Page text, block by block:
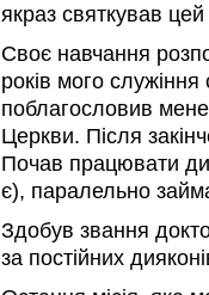
якраз святкував
Своє навчання
років мого
поблагословив
Церкви. Після
Почав працювати
є), паралельно
Здобув звання
за постійних